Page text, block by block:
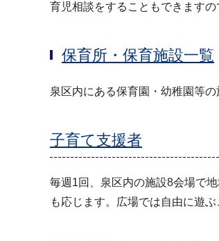
育児相談をすることもできます
保育所・保育施設一覧
泉区内にある保育園・幼稚園等の
子育て支援者
毎週1回、泉区内の施設8会場で
も応じます。広場では自由に遊ぶ